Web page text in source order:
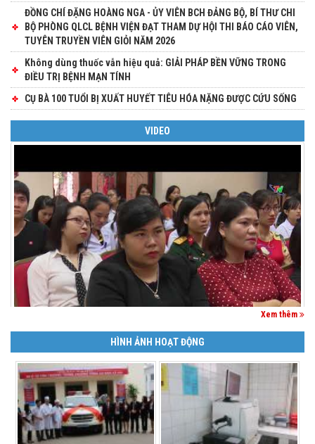
ĐỒNG CHÍ ĐẶNG HOÀNG NGA - ỦY VIÊN BCH ĐẢNG BỘ, BÍ THƯ CHI
BỘ PHÒNG QLCL BỆNH VIỆN ĐẠT THAM DỰ HỘI THI BÁO CÁO VIÊN,
TUYÊN TRUYỀN VIÊN GIỎI NĂM 2026
Không dùng thuốc vẫn hiệu quả: GIẢI PHÁP BỀN VỮNG TRONG
ĐIỀU TRỊ BỆNH MẠN TÍNH
CỤ BÀ 100 TUỔI BỊ XUẤT HUYẾT TIÊU HÓA NẶNG ĐƯỢC CỨU SỐNG
VIDEO
Xem thêm
HÌNH ẢNH HOẠT ĐỘNG